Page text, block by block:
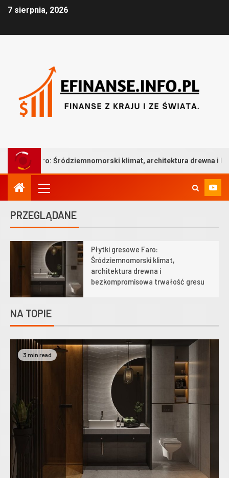
7 sierpnia, 2026
klimat, architektura drewna i bezkompromisowa
PRZEGLĄDANE
Płytki gresowe Faro:
Śródziemnomorski klimat,
architektura drewna i
bezkompromisowa trwałość gresu
NA TOPIE
3 min read